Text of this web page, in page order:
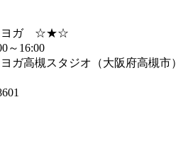
ヨガ ☆★☆
～16:00
ガ高槻スタジオ（大阪府高槻市）